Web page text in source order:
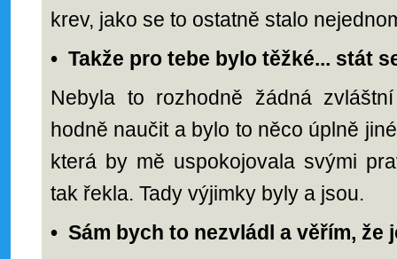
krev, jako se to ostatně stalo
• Takže pro tebe bylo těžké... stát
Nebyla to rozhodně žádná
hodně naučit a bylo to něco úplně
která by mě uspokojovala svými
tak řekla. Tady výjimky byly a jsou.
• Sám bych to nezvládl a věřím, že